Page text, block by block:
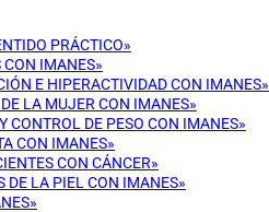
PRÁCTICO»
IMANES»
E HIPERACTIVIDAD CON IMANES»
LA MUJER CON IMANES»
CONTROL DE PESO CON IMANES»
CON IMANES»
CON CÁNCER»
DE LA PIEL CON IMANES»